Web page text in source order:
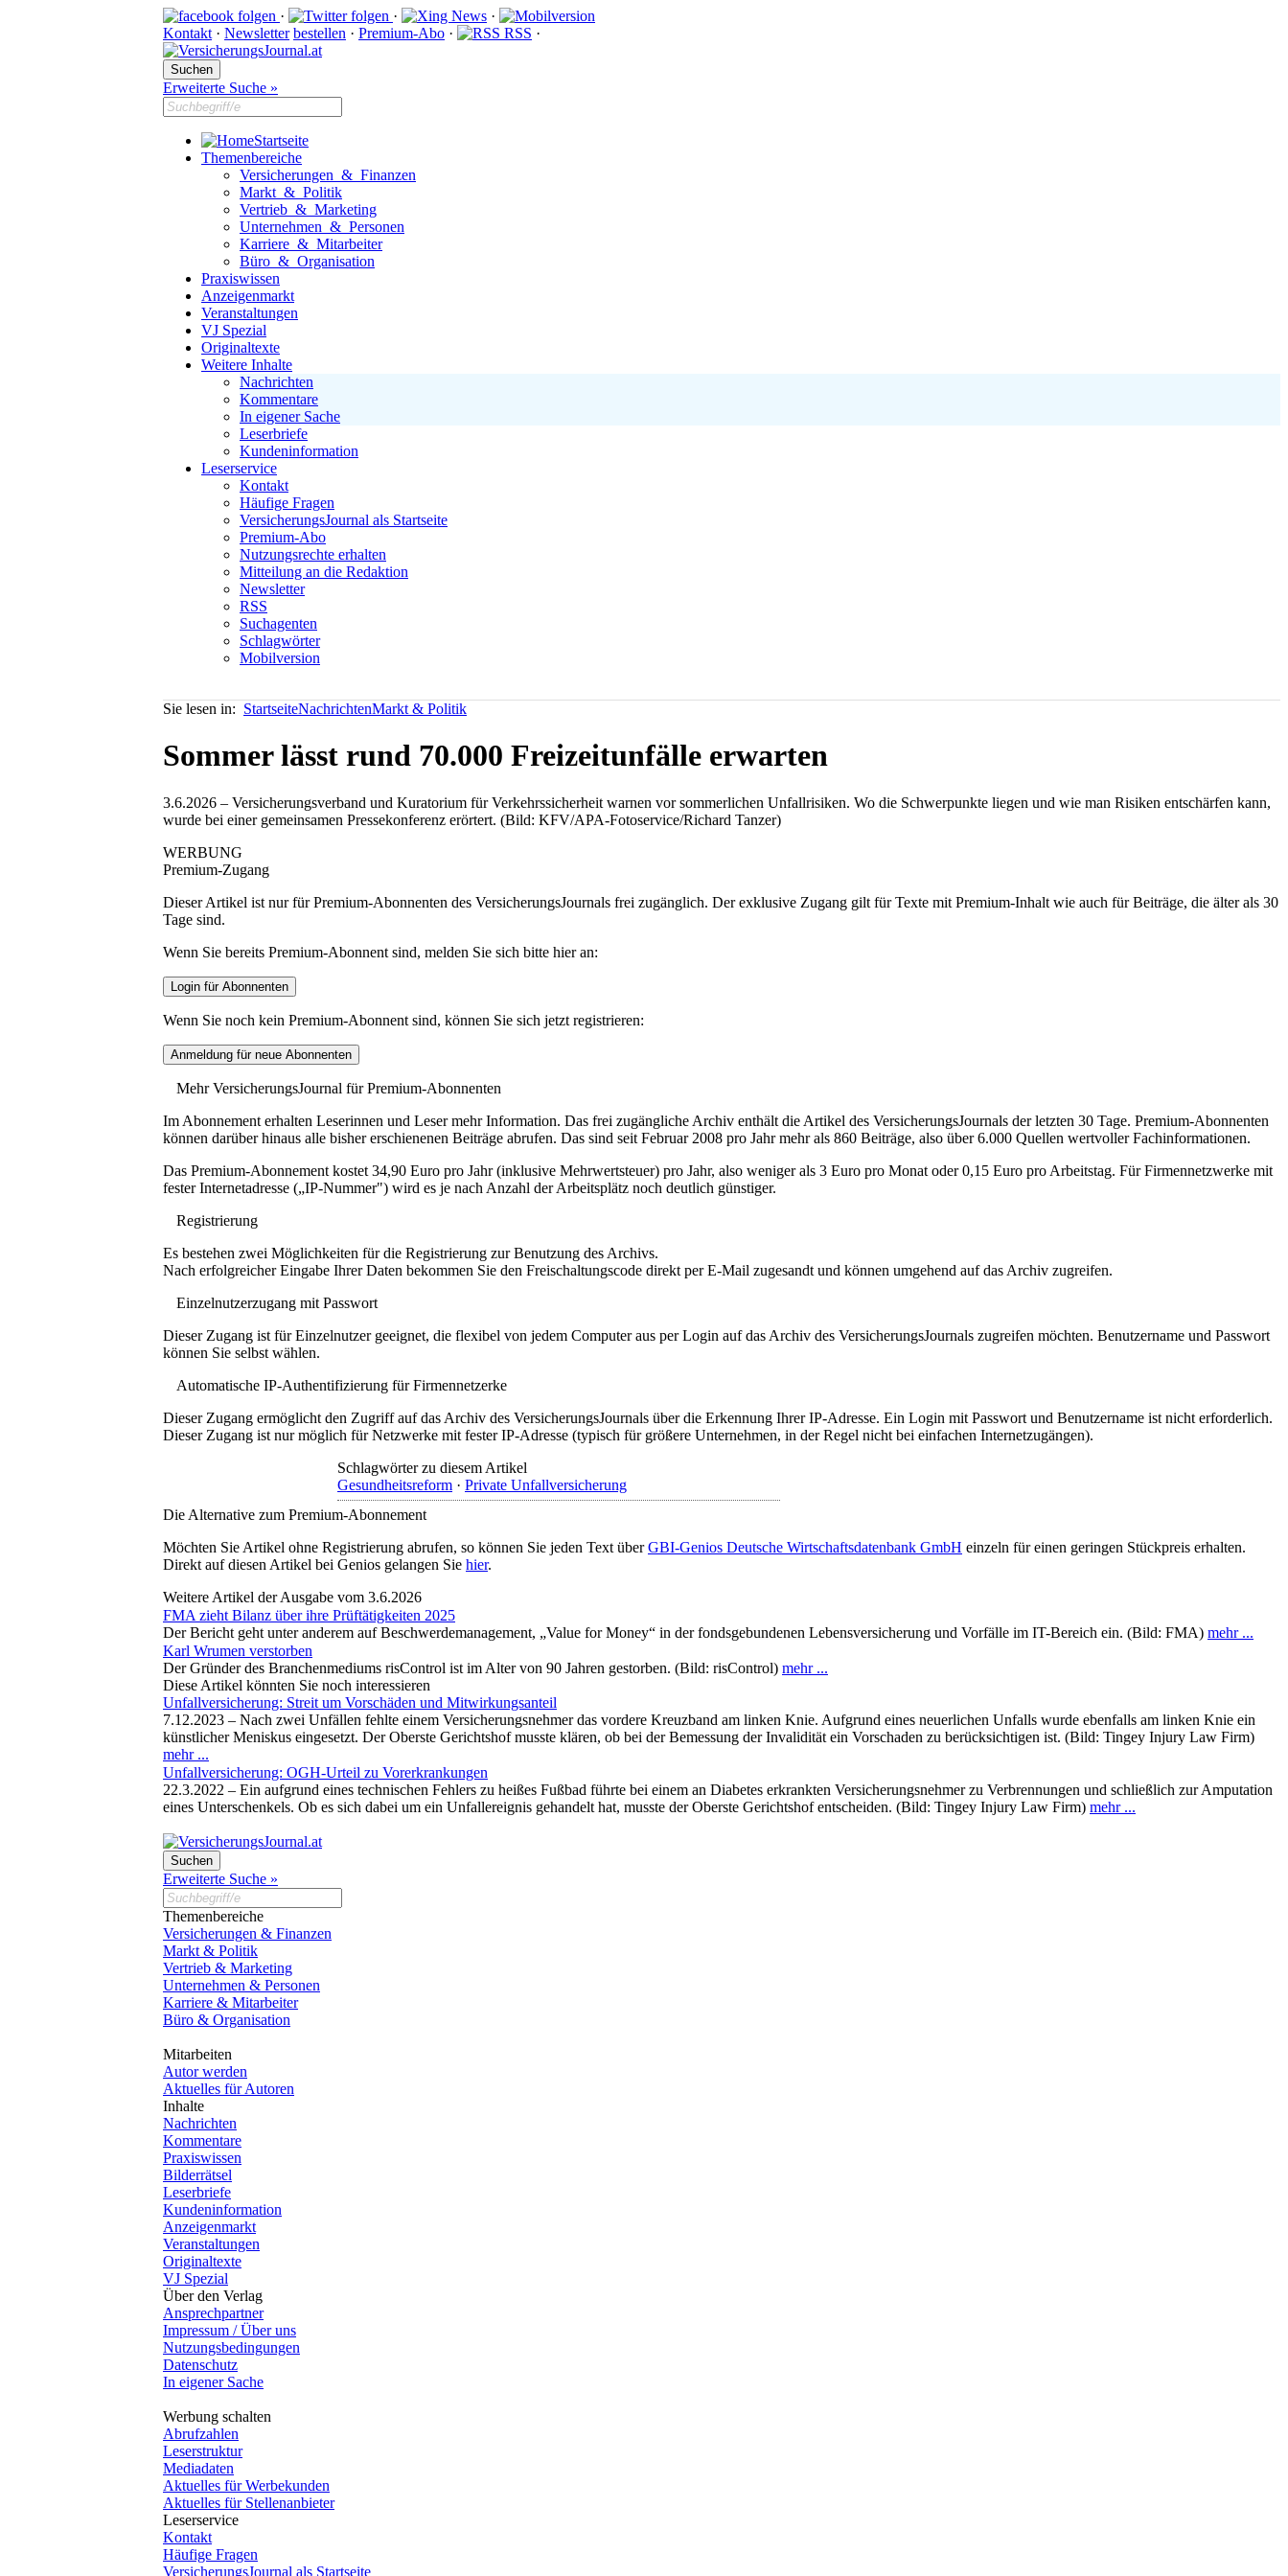
· ·
·
Kontakt · Newsletter bestellen · Premium-Abo · RSS ·
Erweiterte Suche »
Startseite
Themenbereiche
Versicherungen & Finanzen
Markt & Politik
Vertrieb & Marketing
Unternehmen & Personen
Karriere & Mitarbeiter
Büro & Organisation
Praxiswissen
Anzeigenmarkt
Veranstaltungen
VJ Spezial
Originaltexte
Weitere Inhalte
Nachrichten
Kommentare
In eigener Sache
Leserbriefe
Kundeninformation
Leserservice
Kontakt
Häufige Fragen
VersicherungsJournal als Startseite
Premium-Abo
Nutzungsrechte erhalten
Mitteilung an die Redaktion
Newsletter
RSS
Suchagenten
Schlagwörter
Mobilversion
Sie lesen in: StartseiteNachrichtenMarkt & Politik
Sommer lässt rund 70.000 Freizeitunfälle erwarten
3.6.2026 – Versicherungsverband und Kuratorium für Verkehrssicherheit warnen vor sommerlichen Unfallrisiken. Wo die Schwerpunkte liegen und wie man Risiken entschärfen kann,
wurde bei einer gemeinsamen Pressekonferenz erörtert. (Bild: KFV/APA-Fotoservice/Richard Tanzer)
WERBUNG
Premium-Zugang
Dieser Artikel ist nur für Premium-Abonnenten des VersicherungsJournals frei zugänglich. Der exklusive Zugang gilt für Texte mit Premium-Inhalt wie auch für Beiträge, die älter als 30
Tage sind.
Wenn Sie bereits Premium-Abonnent sind, melden Sie sich bitte hier an:
Wenn Sie noch kein Premium-Abonnent sind, können Sie sich jetzt registrieren:
Mehr VersicherungsJournal für Premium-Abonnenten
Im Abonnement erhalten Leserinnen und Leser mehr Information. Das frei zugängliche Archiv enthält die Artikel des VersicherungsJournals der letzten 30 Tage. Premium-Abonnenten
können darüber hinaus alle bisher erschienenen Beiträge abrufen. Das sind seit Februar 2008 pro Jahr mehr als 860 Beiträge, also über 6.000 Quellen wertvoller Fachinformationen.
Das Premium-Abonnement kostet 34,90 Euro pro Jahr (inklusive Mehrwertsteuer) pro Jahr, also weniger als 3 Euro pro Monat oder 0,15 Euro pro Arbeitstag. Für Firmennetzwerke mit
fester Internetadresse („IP-Nummer") wird es je nach Anzahl der Arbeitsplätz noch deutlich günstiger.
Registrierung
Es bestehen zwei Möglichkeiten für die Registrierung zur Benutzung des Archivs.
Nach erfolgreicher Eingabe Ihrer Daten bekommen Sie den Freischaltungscode direkt per E-Mail zugesandt und können umgehend auf das Archiv zugreifen.
Einzelnutzerzugang mit Passwort
Dieser Zugang ist für Einzelnutzer geeignet, die flexibel von jedem Computer aus per Login auf das Archiv des VersicherungsJournals zugreifen möchten. Benutzername und Passwort
können Sie selbst wählen.
Automatische IP-Authentifizierung für Firmennetzerke
Dieser Zugang ermöglicht den Zugriff auf das Archiv des VersicherungsJournals über die Erkennung Ihrer IP-Adresse. Ein Login mit Passwort und Benutzername ist nicht erforderlich.
Dieser Zugang ist nur möglich für Netzwerke mit fester IP-Adresse (typisch für größere Unternehmen, in der Regel nicht bei einfachen Internetzugängen).
Schlagwörter zu diesem Artikel
Gesundheitsreform · Private Unfallversicherung
Die Alternative zum Premium-Abonnement
Möchten Sie Artikel ohne Registrierung abrufen, so können Sie jeden Text überGBI-Genios Deutsche Wirtschaftsdatenbank GmbH einzeln für einen geringen Stückpreis erhalten.
Direkt auf diesen Artikel bei Genios gelangen Sie hier.
Weitere Artikel der Ausgabe vom 3.6.2026
FMA zieht Bilanz über ihre Prüftätigkeiten 2025
Der Bericht geht unter anderem auf Beschwerdemanagement, „Value for Money“ in der fondsgebundenen Lebensversicherung und Vorfälle im IT-Bereich ein. (Bild: FMA) mehr ...
Karl Wrumen verstorben
Der Gründer des Branchenmediums risControl ist im Alter von 90 Jahren gestorben. (Bild: risControl) mehr ...
Diese Artikel könnten Sie noch interessieren
Unfallversicherung: Streit um Vorschäden und Mitwirkungsanteil
7.12.2023 – Nach zwei Unfällen fehlte einem Versicherungsnehmer das vordere Kreuzband am linken Knie. Aufgrund eines neuerlichen Unfalls wurde ebenfalls am linken Knie ein
künstlicher Meniskus eingesetzt. Der Oberste Gerichtshof musste klären, ob bei der Bemessung der Invalidität ein Vorschaden zu berücksichtigen ist. (Bild: Tingey Injury Law Firm)
mehr ...
Unfallversicherung: OGH-Urteil zu Vorerkrankungen
22.3.2022 – Ein aufgrund eines technischen Fehlers zu heißes Fußbad führte bei einem an Diabetes erkrankten Versicherungsnehmer zu Verbrennungen und schließlich zur Amputation
eines Unterschenkels. Ob es sich dabei um ein Unfallereignis gehandelt hat, musste der Oberste Gerichtshof entscheiden. (Bild: Tingey Injury Law Firm) mehr ...
Erweiterte Suche »
Themenbereiche
Versicherungen & Finanzen
Markt & Politik
Vertrieb & Marketing
Unternehmen & Personen
Karriere & Mitarbeiter
Büro & Organisation
Mitarbeiten
Autor werden
Aktuelles für Autoren
Inhalte
Nachrichten
Kommentare
Praxiswissen
Bilderrätsel
Leserbriefe
Kundeninformation
Anzeigenmarkt
Veranstaltungen
Originaltexte
VJ Spezial
Über den Verlag
Ansprechpartner
Impressum / Über uns
Nutzungsbedingungen
Datenschutz
In eigener Sache
Werbung schalten
Abrufzahlen
Leserstruktur
Mediadaten
Aktuelles für Werbekunden
Aktuelles für Stellenanbieter
Leserservice
Kontakt
Häufige Fragen
VersicherungsJournal als Startseite